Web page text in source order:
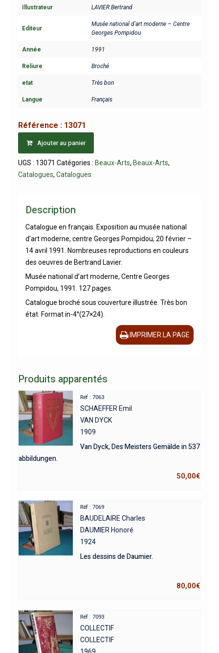
Illustrateur LAVIER Bertrand
Editeur
Musée national d'art moderne – Centre
Georges Pompidou
Année 1991
Reliure Broché
etat Très bon
Langue Français
Référence : 13071
Ajouter au panier
UGS : 13071 Catégories : Beaux-Arts, Beaux-Arts,
Catalogues, Catalogues
Description
Catalogue en français. Exposition au musée national
d’art moderne, centre Georges Pompidou, 20 février –
14 avril 1991. Nombreuses reproductions en couleurs
des oeuvres de Bertrand Lavier.
Musée national d’art moderne, Centre Georges
Pompidou, 1991. 127 pages.
Catalogue broché sous couverture illustrée. Très bon
état. Format in-4°(27×24).
IMPRIMER LA PAGE
Produits apparentés
Réf : 7063
SCHAEFFER Emil
VAN DYCK
1909
Van Dyck, Des Meisters Gemälde in 537
abbildungen.
50,00€
Réf : 7069
BAUDELAIRE Charles
DAUMIER Honoré
1924
Les dessins de Daumier.
80,00€
Réf : 7093
COLLECTIF
COLLECTIF